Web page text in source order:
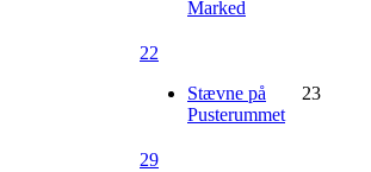
Marked
22
Stævne på
Pusterummet
23
29